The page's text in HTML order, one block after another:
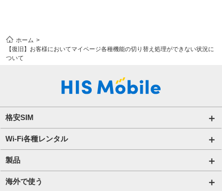
ホーム
【復旧】お客様においてマイページ各種機能の切り替え処理ができない状況に
ついて
格安SIM
国内通信SIM一覧
自由自在2.0プラン
ビタッ！プラン
Wi-Fi各種レンタル
法人のお客様トップページ
海外短期レンタル HIS Wi-Fi
製品
オンラインショップ
海外で使う